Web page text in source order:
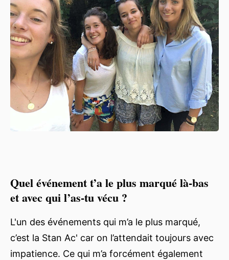
Quel événement t’a le plus marqué là-bas
et avec qui l’as-tu vécu ?
L'un des événements qui m’a le plus marqué,
c’est la Stan Ac' car on l’attendait toujours avec
impatience. Ce qui m’a forcément également